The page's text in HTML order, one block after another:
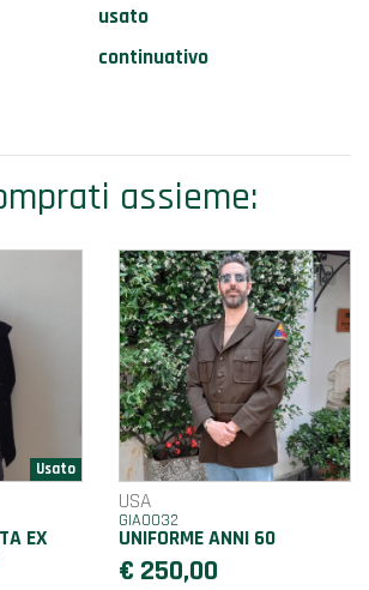
usato
continuativo
assieme:
EX
USA
GIA0032
UNIFORME ANNI 60
€ 250,00